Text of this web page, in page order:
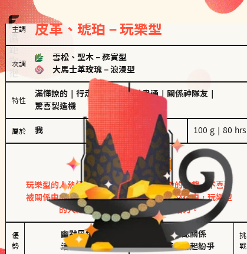
主調 皮革、琥珀－玩樂型
次調
雪松、聖木 － 務實型
大馬士革玫瑰 － 浪漫型
特性
滿懂撩的 行走的發電機 ｜ 計畫通｜ 關係神隊友
驚喜製造機
屬於 我 100 g｜80 hrs
玩樂型
皮革、琥珀
玩樂型的人熱情洋溢，視戀愛為一場刺激的遊戲，不喜歡
被關係中的限制綑綁。無論是約會中還是交往中，玩樂型
的人總能帶來樂趣，讓關係充滿活力。
優
勢
幽默風趣
活在當下
害怕確認關係
桃花較多易起紛爭
挑
戰